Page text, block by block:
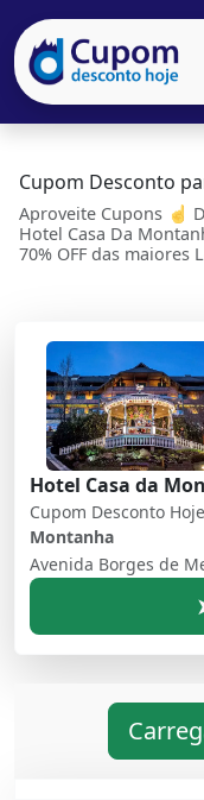
Cupom Desconto
Aproveite Cupons ☝
Hotel Casa Da
70% OFF das maiores
Hotel Casa da
Cupom Desconto
Montanha